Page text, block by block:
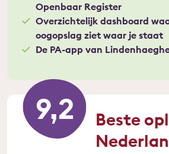
Openbaar Register
Overzichtelijk dashboard
oogopslag ziet waar je staat
De PA-app van
9,2
Beste